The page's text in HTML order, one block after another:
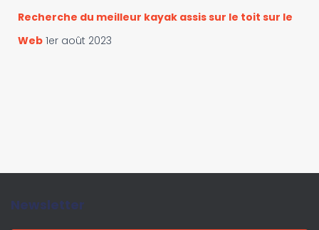
Recherche du meilleur kayak assis sur le toit sur le
Web 1er août 2023
Newsletter